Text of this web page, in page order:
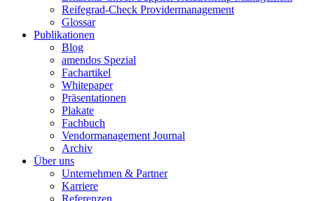
Reifegrad-Check Providermanagement
Glossar
Publikationen
Blog
amendos Spezial
Fachartikel
Whitepaper
Präsentationen
Plakate
Fachbuch
Vendormanagement Journal
Archiv
Über uns
Unternehmen & Partner
Karriere
Referenzen